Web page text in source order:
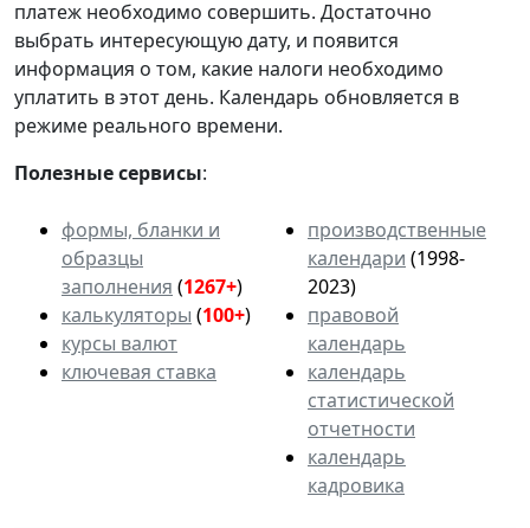
платеж необходимо совершить. Достаточно
выбрать интересующую дату, и появится
информация о том, какие налоги необходимо
уплатить в этот день. Календарь обновляется в
режиме реального времени.
Полезные сервисы:
формы, бланки и
образцы
заполнения (1267+)
калькуляторы (100+)
курсы валют
ключевая ставка
производственные
календари (1998-
2023)
правовой
календарь
календарь
статистической
отчетности
календарь
кадровика